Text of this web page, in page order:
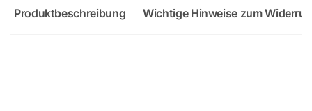
Produktbeschreibung Wichtige Hinweise zum